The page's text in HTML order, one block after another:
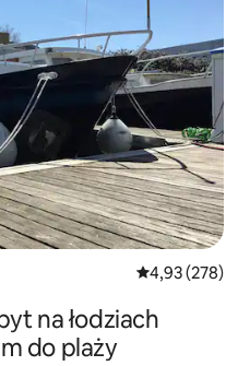
Średnia
4,93 (278)
na łodziach
do plaży